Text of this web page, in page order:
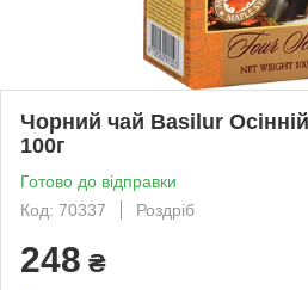
Чорний чай Basilur
100г
Готово до відправки
Код: 70337
Роздріб
248 ₴